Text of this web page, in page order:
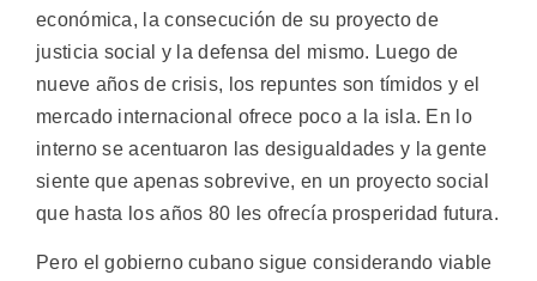
económica, la consecución de su proyecto de
justicia social y la defensa del mismo. Luego de
nueve años de crisis, los repuntes son tímidos y el
mercado internacional ofrece poco a la isla. En lo
interno se acentuaron las desigualdades y la gente
siente que apenas sobrevive, en un proyecto social
que hasta los años 80 les ofrecía prosperidad futura.
Pero el gobierno cubano sigue considerando viable